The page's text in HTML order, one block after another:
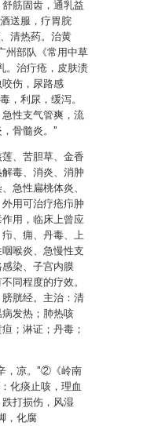
筋固齿，通乳益
送服，疗胃脘
清热药。治黄
州部队《常用中草
。治疔疮，皮肤溃
伤，尿路感
，利尿，缓泻。
性支气管爽，流
骨髓炎。"
、苦胆草、金香
毒、消炎、消肿
急性扁桃体炎、
用可治疗疮疖肿
用，临床上曾应
、痈、丹毒、上
喉炎、急慢性支
染、子宫内膜
同程度的疗效。
胱经。主治：清
发热；肺热咳
；淋证；丹毒；
，凉。"②《岭南
化痰止咳，理血
打损伤，风湿
，化腐